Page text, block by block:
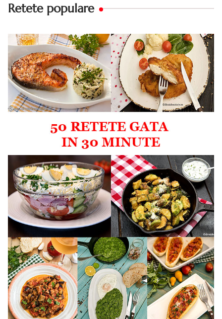
Retete populare